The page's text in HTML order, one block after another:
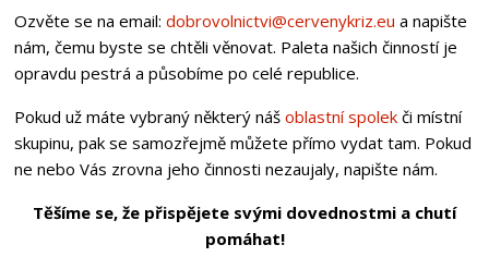
Ozvěte se na email: dobrovolnictvi@cervenykriz.eu a napište
nám, čemu byste se chtěli věnovat. Paleta našich činností je
opravdu pestrá a působíme po celé republice.
Pokud už máte vybraný některý náš oblastní spolekči místní
skupinu, pak se samozřejmě můžete přímo vydat tam. Pokud
ne nebo Vás zrovna jeho činnosti nezaujaly, napište nám.
Těšíme se, že přispějete svými dovednostmi a chutí
pomáhat!